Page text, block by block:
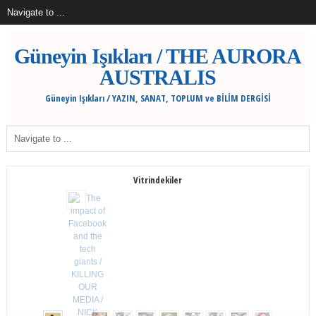
Güneyin Işıkları / THE AURORA
AUSTRALIS
Güneyin Işıkları / YAZIN, SANAT, TOPLUM ve BİLİM DERGİSİ
Vitrindekiler